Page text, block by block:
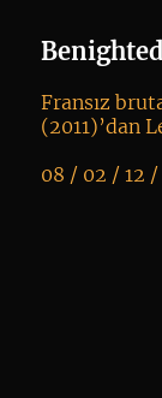
Fransız
(2011)’dan
08 / 02 / 12 /